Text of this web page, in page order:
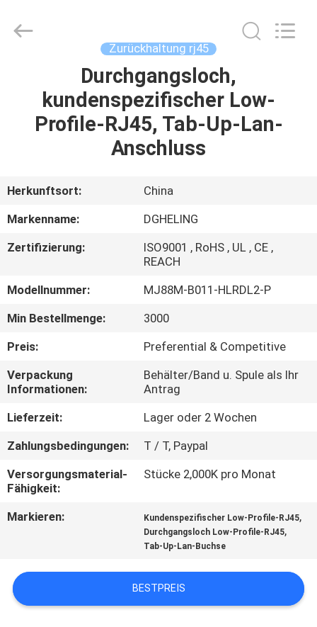
PRODUKTE
UNS
AUSFLUG
TRETEN
SIE
MIT
UNS
IN
VERBINDUNG
FORDERN
ZITAT
Rights
Reserved.
Zurückhaltung rj45
Durchgangsloch,
kundenspezifischer Low-
Profile-RJ45, Tab-Up-Lan-
Anschluss
Herkunftsort:
China
Markenname:
DGHELING
Zertifizierung:
ISO9001 , RoHS , UL , CE ,
REACH
Modellnummer:
MJ88M-B011-HLRDL2-P
Min Bestellmenge:
3000
Preis:
Preferential & Competitive
Verpackung
Informationen:
Behälter/Band u. Spule als Ihr
Antrag
Lieferzeit:
Lager oder 2 Wochen
Zahlungsbedingungen:
T / T, Paypal
Versorgungsmaterial-
Fähigkeit:
Stücke 2,000K pro Monat
Markieren: Kundenspezifischer Low-Profile-RJ45,
Durchgangsloch Low-Profile-RJ45,
Tab-Up-Lan-Buchse
BESTPREIS